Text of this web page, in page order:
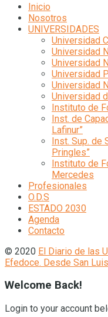
Inicio
Nosotros
UNIVERSIDADES
Universidad
Universidad
Universidad
Universidad
Universidad
Universidad
Instituto de
Inst. de
Lafinur”
Inst. Sup. de
Pringles”
Instituto de
Mercedes
Profesionales
O.D.S
ESTADO 2030
Agenda
Contacto
© 2020 El Diario de las
Efedoce. Desde San Luis
Welcome Back!
Login to your account